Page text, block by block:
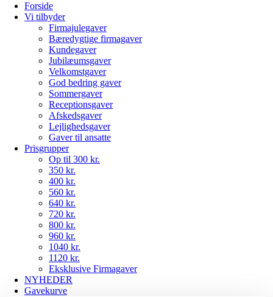
Forside
Vi tilbyder
Firmajulegaver
Bæredygtige firmagaver
Kundegaver
Jubilæumsgaver
Velkomstgaver
God bedring gaver
Sommergaver
Receptionsgaver
Afskedsgaver
Lejlighedsgaver
Gaver til ansatte
Prisgrupper
Op til 300 kr.
350 kr.
400 kr.
560 kr.
640 kr.
720 kr.
800 kr.
960 kr.
1040 kr.
1120 kr.
Eksklusive Firmagaver
NYHEDER
Gavekurve